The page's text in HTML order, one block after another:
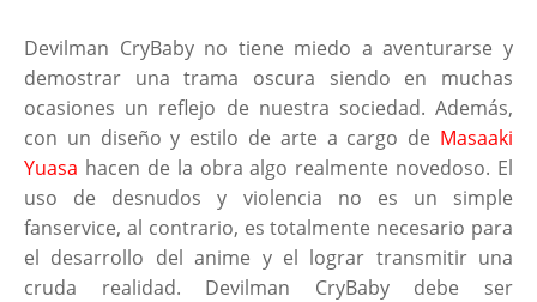
Devilman CryBaby no tiene miedo a aventurarse y
demostrar una trama oscura siendo en muchas
ocasiones un reflejo de nuestra sociedad. Además,
con un diseño y estilo de arte a cargo de Masaaki
Yuasa hacen de la obra algo realmente novedoso. El
uso de desnudos y violencia no es un simple
fanservice, al contrario, es totalmente necesario para
el desarrollo del anime y el lograr transmitir una
cruda realidad. Devilman CryBaby debe ser